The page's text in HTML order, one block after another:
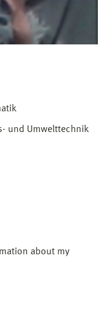
und Umwelttechnik
about my